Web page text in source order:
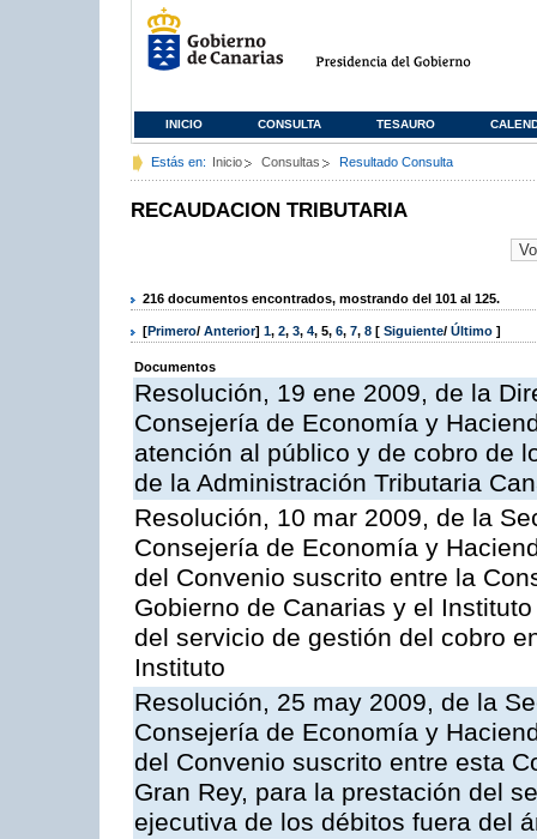
INICIO CONSULTA TESAURO
Estás en: Inicio Consultas Resultado Consulta
RECAUDACION TRIBUTARIA
216 documentos encontrados, mostrando del 101 al 125.
[Primero/ Anterior] 1, 2, 3, 4, 5, 6, 7, 8 [ Siguiente/ Último ]
Documentos
Resolución, 19 ene 2009, de la
Consejería de Economía y
atención al público y de cobro de
de la Administración Tributaria
Resolución, 10 mar 2009, de la
Consejería de Economía y
del Convenio suscrito entre la
Gobierno de Canarias y el
del servicio de gestión del cobro
Instituto
Resolución, 25 may 2009, de la
Consejería de Economía y
del Convenio suscrito entre esta
Gran Rey, para la prestación del
ejecutiva de los débitos fuera del